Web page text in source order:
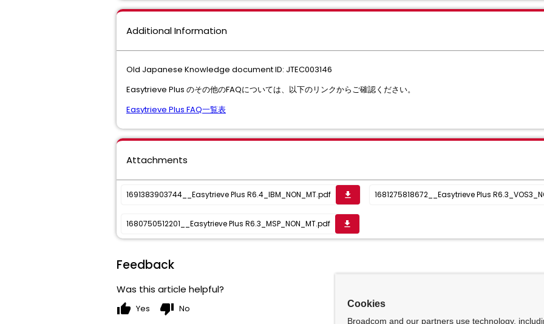
Additional Information
Old Japanese Knowledge document ID: JTEC003146
Easytrieve Plus のその他のFAQについては、以下のリンクからご確認ください。
Easytrieve Plus FAQ一覧表
Attachments
1691383903744__Easytrieve Plus R6.4_IBM_NON_MT.pdf get_app 1681275818672__Easytrieve Plus
1680750512201__Easytrieve Plus R6.3_MSP_NON_MT.pdf get_app
Feedback
Was this article helpful?
thumb_up Yes thumb_down No Cookies
Broadcom and our partners use technology,